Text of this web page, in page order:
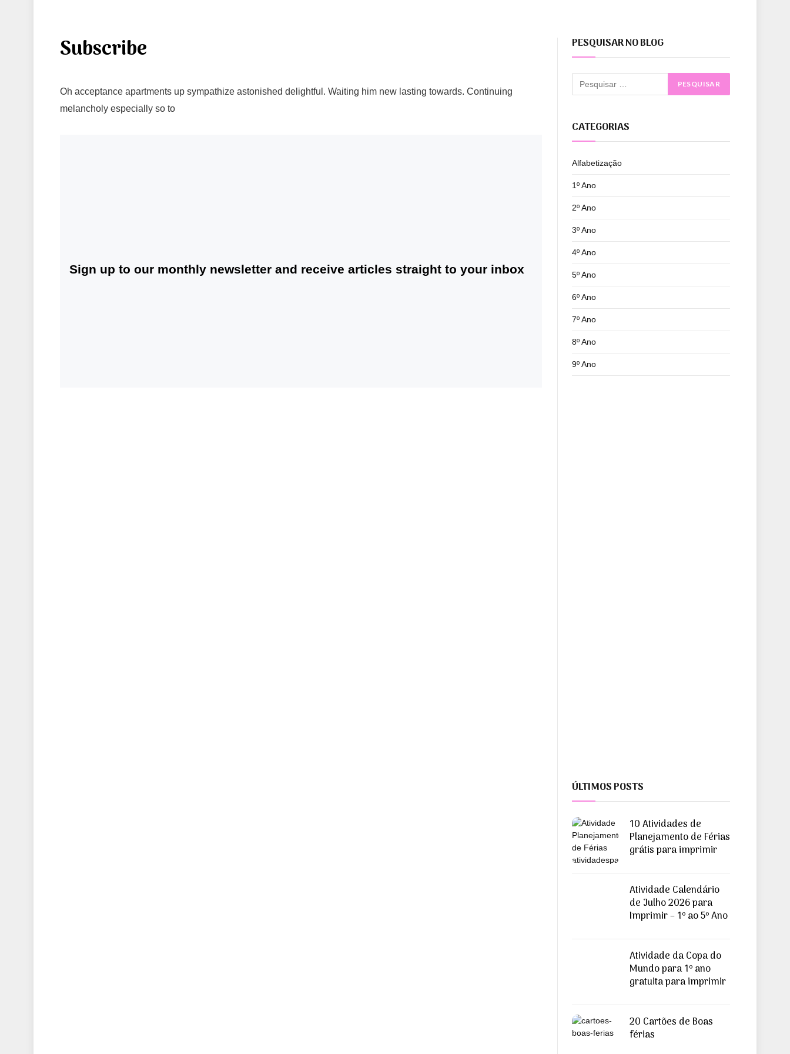
Subscribe
Oh acceptance apartments up sympathize astonished delightful. Waiting him new lasting towards. Continuing
melancholy especially so to
Sign up to our monthly newsletter and receive articles straight to your inbox
PESQUISAR NO BLOG
CATEGORIAS
Alfabetização
1º Ano
2º Ano
3º Ano
4º Ano
5º Ano
6º Ano
7º Ano
8º Ano
9º Ano
ÚLTIMOS POSTS
10 Atividades de
Planejamento de Férias
grátis para imprimir
Atividade Calendário
de Julho 2026 para
Imprimir – 1º ao 5º Ano
Atividade da Copa do
Mundo para 1º ano
gratuita para imprimir
20 Cartões de Boas
férias